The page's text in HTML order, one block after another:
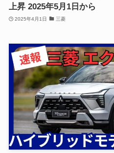
上昇 2025年5月1日から
2025年4月1日 三菱